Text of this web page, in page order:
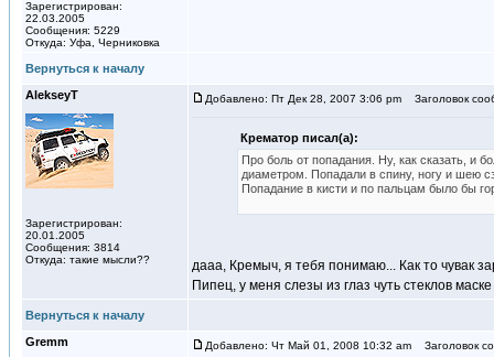
Зарегистрирован:
22.03.2005
Сообщения: 5229
Откуда: Уфа, Черниковка
Вернуться к началу
AlekseyT
Зарегистрирован:
20.01.2005
Сообщения: 3814
Откуда: такие мысли??
Добавлено: Пт Дек 28, 2007 3:06 pm Заголовок
Крематор писал(а):
Про боль от попадания. Ну, как сказать, и
диаметром. Попадали в спину, ногу и шею
Попадание в кисти и по пальцам было бы
дааа, Кремыч, я тебя понимаю... Как то чувак
Пипец, у меня слезы из глаз чуть стеклов
Вернуться к началу
Gremm
Добавлено: Чт Май 01, 2008 10:32 am Заголовок